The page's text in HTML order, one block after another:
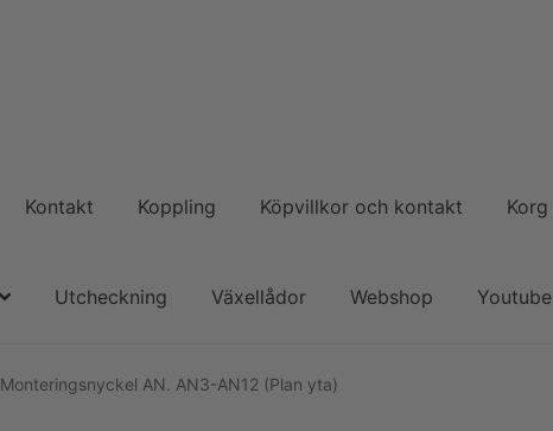
Kontakt Koppling Köpvillkor och kontakt Korg
Utcheckning Växellådor Webshop Youtube
Monteringsnyckel AN. AN3-AN12 (Plan yta)